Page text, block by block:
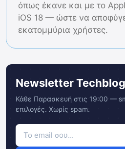
όπως έκανε και με το
iOS 18 — ώστε να
εκατομμύρια χρήστες.
Newsletter Techblog
Κάθε Παρασκευή στις 19:00 —
επιλογές. Χωρίς spam.